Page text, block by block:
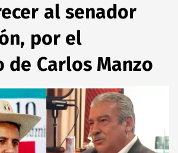
al senador
por el
de Carlos Manzo